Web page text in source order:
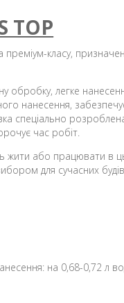
TOP
преміум-класу,
обробку, легке
нанесення,
спеціально
час робіт.
жити або працювати в
для сучасних
на 0,68-0,72 л